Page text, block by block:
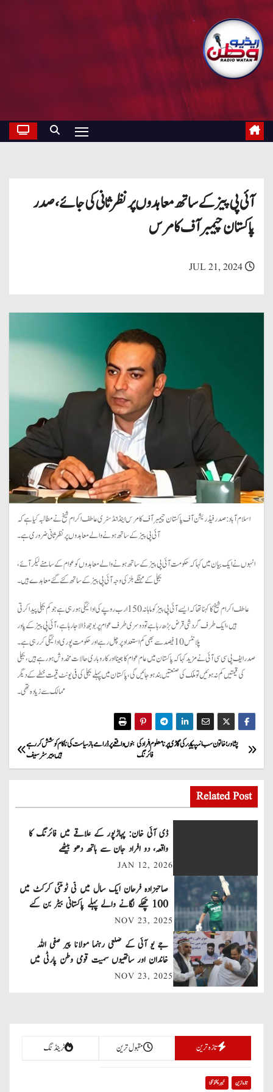
آئی پی پیز کے ساتھ معاہدوں پر نظر ثانی کی جائے، صدر
پاکستان چیمبر آف کامرس
JUL 21, 2024
اسلام آباد: صدر فیڈریشن آف پاکستان چیمبر آف کامرس اینڈ انڈسٹری عاطف اکرام شیخ نے مطالبہ کیا ہے کہ
آئی پی پیز کے ساتھ ہونے والے معاہدوں پر نظر ثانی ضروری ہے۔
انہوں نے ایک بیان میں کہا کہ حکومت آئی پی پیز کے ساتھ ہونے والے معاہدوں کو عوام کے سامنے لیکر آئے،
بجلی کے مہنگے بلز کی وجہ آئی پی پیز کے ساتھ کئے گئے معاہدے ہیں۔
عاطف اکرام شیخ کا کہنا تھا کہ ایسے آئی پی پیز کو ماہانہ 150 ارب روپے کی ادائیگی ہورہی ہے جو کم بجلی پیدا کرتی
ہیں، ایک طرف گردشی قرض بڑھ رہا ہے تو دوسری طرف عوام پر بوجھ ڈالا جارہا ہے، آئی پی پیز کے پاور
پلانٹس 10 فیصد سے بھی کم استعداد پر چل رہے اور حکومت پوری ادائیگی کررہی ہے۔
صدر ایف پی سی سی آئی نے مزید کہا کہ پاکستان میں عام عوام کا جینا اور کاروباری حالات مخدوش ہورہے ہیں، بجلی
کی قیمتیں کم نہ ہوئیں تو ملک کی صنعتیں بند ہو جائیں گی، پاکستان میں پہلے بجلی کی فی یونٹ قیمت خطے کے دیگر
ممالک سے زیادہ تھی۔
P
o
s
t
a
v
i
g
a
o
n
بنوں واقعے پر ڈرامے باز سیاست کی ناکام کوشش کر رہے
ہیں، بیرسٹر سیف
پشاور؛ خاتون سب انسپیکٹر کی گاڑی پر نامعلوم افراد کی
فائرنگ
Related Post
ڈی آئی خان: پہاڑپور کے علاقے میں فائرنگ کا
واقعہ، دو افراد جان سے ہاتھ دھو بیٹھے
JAN 12, 2026
صاحبزادہ فرحان ایک سال میں ٹی ٹوئنٹی کرکٹ میں
100 چھکے لگانے والے پہلے پاکستانی بیٹر بن گئے
NOV 23, 2025
جے یو آئی کے ضلعی رہنما مولانا پیر صفی اللہ
خاندان اور ساتھیوں سمیت قومی وطن پارٹی میں
شامل
NOV 23, 2025
تازہ ترین مقبول ترین ٹرینڈنگ
تازہ ترین خیبر پختونخوا